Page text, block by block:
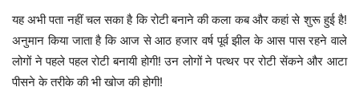
यह अभी पता नहीं चल सका है कि रोटी बनाने की कला कब और कहां से शुरू हुई है!
अनुमान किया जाता है कि आज से आठ हजार वर्ष पूर्व झील के आस पास रहने वाले
लोगों ने पहले पहल रोटी बनायी होगी! उन लोगों ने पत्थर पर रोटी सेंकने और आटा
पीसने के तरीके की भी खोज की होगी!